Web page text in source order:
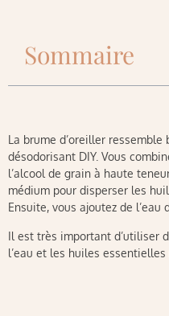
Sommaire
La brume d’oreiller
désodorisant DIY. Vous
l’alcool de grain à haute
médium pour disperser les
Ensuite, vous ajoutez de l’eau
Il est très important d’utiliser
l’eau et les huiles essentielles